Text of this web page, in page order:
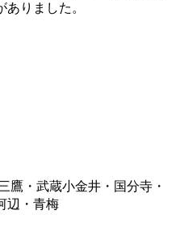
りました。
鷹・武蔵小金井・国分寺・
辺・青梅